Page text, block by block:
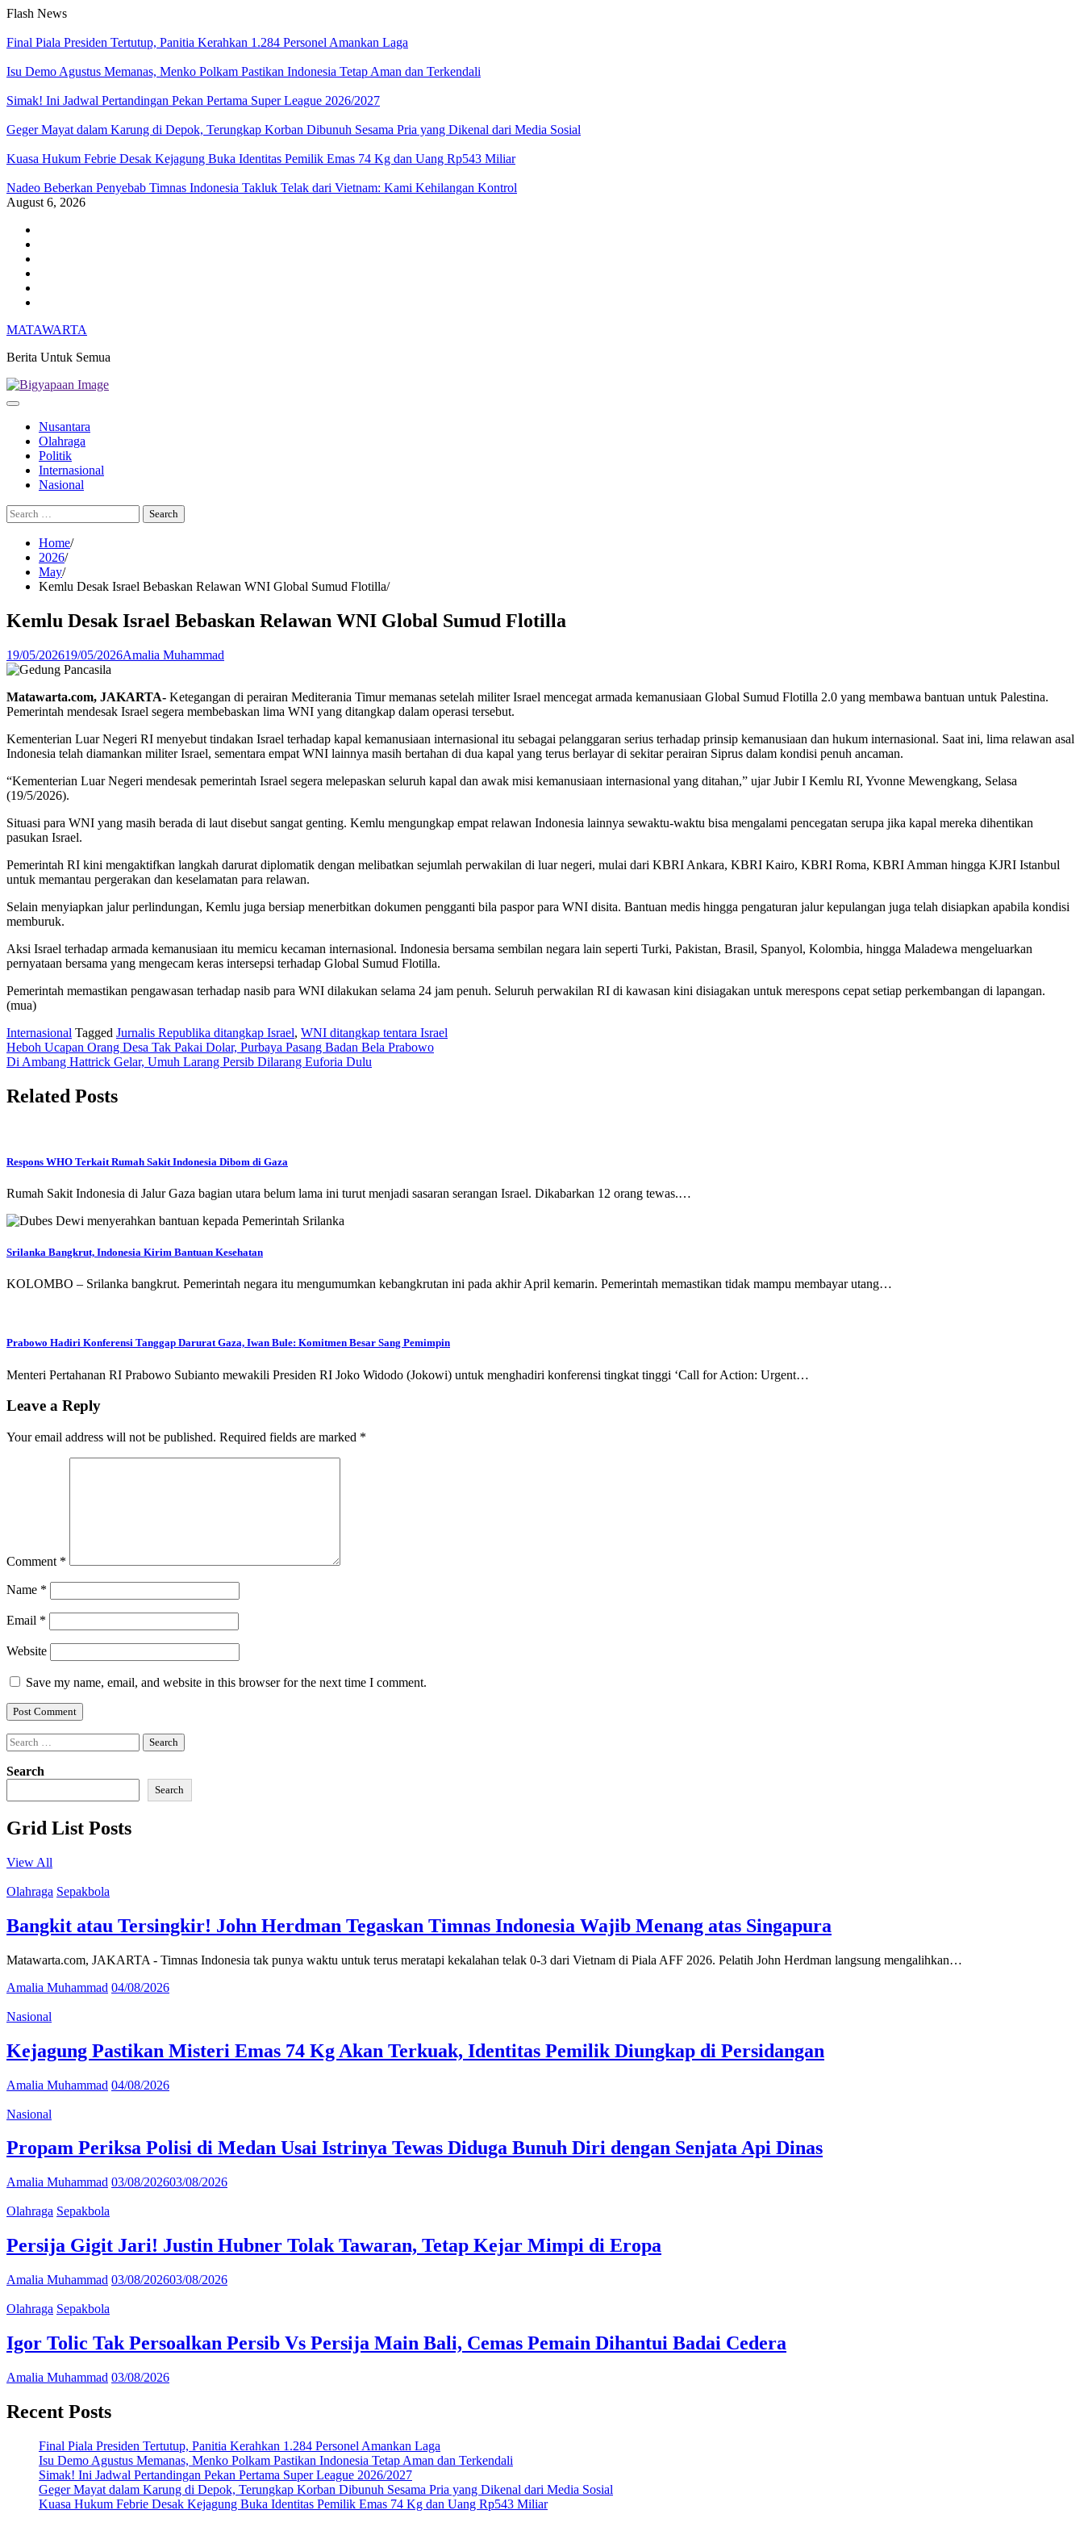
Skip
content
Flash News
Final Piala Presiden Tertutup, Panitia Kerahkan 1.284 Personel Amankan Laga
Isu Demo Agustus Memanas, Menko Polkam Pastikan Indonesia Tetap Aman dan Terkendali
Simak! Ini Jadwal Pertandingan Pekan Pertama Super League 2026/2027
Geger Mayat dalam Karung di Depok, Terungkap Korban Dibunuh Sesama Pria yang Dikenal dari Media Sosial
Kuasa Hukum Febrie Desak Kejagung Buka Identitas Pemilik Emas 74 Kg dan Uang Rp543 Miliar
Nadeo Beberkan Penyebab Timnas Indonesia Takluk Telak dari Vietnam: Kami Kehilangan Kontrol
August 6, 2026
MATAWARTA
Berita Untuk Semua
Nusantara
Olahraga
Politik
Internasional
Nasional
Search
for:
Home
2026
May
Kemlu Desak Israel Bebaskan Relawan WNI Global Sumud Flotilla
Kemlu Desak Israel Bebaskan Relawan WNI Global Sumud Flotilla
19/05/202619/05/2026Amalia Muhammad
Matawarta.com, JAKARTA- Ketegangan di perairan Mediterania Timur memanas setelah militer Israel mencegat armada kemanusiaan Global Sumud Flotilla 2.0 yang membawa bantuan untuk Palestina.
Pemerintah mendesak Israel segera membebaskan lima WNI yang ditangkap dalam operasi tersebut.
Kementerian Luar Negeri RI menyebut tindakan Israel terhadap kapal kemanusiaan internasional itu sebagai pelanggaran serius terhadap prinsip kemanusiaan dan hukum internasional. Saat ini, lima relawan asal
Indonesia telah diamankan militer Israel, sementara empat WNI lainnya masih bertahan di dua kapal yang terus berlayar di sekitar perairan Siprus dalam kondisi penuh ancaman.
“Kementerian Luar Negeri mendesak pemerintah Israel segera melepaskan seluruh kapal dan awak misi kemanusiaan internasional yang ditahan,” ujar Jubir I Kemlu RI, Yvonne Mewengkang, Selasa
(19/5/2026).
Situasi para WNI yang masih berada di laut disebut sangat genting. Kemlu mengungkap empat relawan Indonesia lainnya sewaktu-waktu bisa mengalami pencegatan serupa jika kapal mereka dihentikan
pasukan Israel.
Pemerintah RI kini mengaktifkan langkah darurat diplomatik dengan melibatkan sejumlah perwakilan di luar negeri, mulai dari KBRI Ankara, KBRI Kairo, KBRI Roma, KBRI Amman hingga KJRI Istanbul
untuk memantau pergerakan dan keselamatan para relawan.
Selain menyiapkan jalur perlindungan, Kemlu juga bersiap menerbitkan dokumen pengganti bila paspor para WNI disita. Bantuan medis hingga pengaturan jalur kepulangan juga telah disiapkan apabila kondisi
memburuk.
Aksi Israel terhadap armada kemanusiaan itu memicu kecaman internasional. Indonesia bersama sembilan negara lain seperti Turki, Pakistan, Brasil, Spanyol, Kolombia, hingga Maladewa mengeluarkan
pernyataan bersama yang mengecam keras intersepsi terhadap Global Sumud Flotilla.
Pemerintah memastikan pengawasan terhadap nasib para WNI dilakukan selama 24 jam penuh. Seluruh perwakilan RI di kawasan kini disiagakan untuk merespons cepat setiap perkembangan di lapangan.
(mua)
Internasional Tagged Jurnalis Republika ditangkap Israel, WNI ditangkap tentara Israel
Post
navigation
Heboh Ucapan Orang Desa Tak Pakai Dolar, Purbaya Pasang Badan Bela Prabowo
Di Ambang Hattrick Gelar, Umuh Larang Persib Dilarang Euforia Dulu
Related Posts
Respons WHO Terkait Rumah Sakit Indonesia Dibom di Gaza
Rumah Sakit Indonesia di Jalur Gaza bagian utara belum lama ini turut menjadi sasaran serangan Israel. Dikabarkan 12 orang tewas.…
Srilanka Bangkrut, Indonesia Kirim Bantuan Kesehatan
KOLOMBO – Srilanka bangkrut. Pemerintah negara itu mengumumkan kebangkrutan ini pada akhir April kemarin. Pemerintah memastikan tidak mampu membayar utang…
Prabowo Hadiri Konferensi Tanggap Darurat Gaza, Iwan Bule: Komitmen Besar Sang Pemimpin
Menteri Pertahanan RI Prabowo Subianto mewakili Presiden RI Joko Widodo (Jokowi) untuk menghadiri konferensi tingkat tinggi ‘Call for Action: Urgent…
Leave a Reply
Your email address will not be published. Required fields are marked *
Comment *
Name *
Email *
Website
Save my name, email, and website in this browser for the next time I comment.
Search
for:
Search
Search
Grid List Posts
View All
Olahraga Sepakbola
Bangkit atau Tersingkir! John Herdman Tegaskan Timnas Indonesia Wajib Menang atas Singapura
Matawarta.com, JAKARTA - Timnas Indonesia tak punya waktu untuk terus meratapi kekalahan telak 0-3 dari Vietnam di Piala AFF 2026. Pelatih John Herdman langsung mengalihkan…
Amalia Muhammad 04/08/2026
Nasional
Kejagung Pastikan Misteri Emas 74 Kg Akan Terkuak, Identitas Pemilik Diungkap di Persidangan
Amalia Muhammad 04/08/2026
Nasional
Propam Periksa Polisi di Medan Usai Istrinya Tewas Diduga Bunuh Diri dengan Senjata Api Dinas
Amalia Muhammad 03/08/202603/08/2026
Olahraga Sepakbola
Persija Gigit Jari! Justin Hubner Tolak Tawaran, Tetap Kejar Mimpi di Eropa
Amalia Muhammad 03/08/202603/08/2026
Olahraga Sepakbola
Igor Tolic Tak Persoalkan Persib Vs Persija Main Bali, Cemas Pemain Dihantui Badai Cedera
Amalia Muhammad 03/08/2026
Recent Posts
Final Piala Presiden Tertutup, Panitia Kerahkan 1.284 Personel Amankan Laga
Isu Demo Agustus Memanas, Menko Polkam Pastikan Indonesia Tetap Aman dan Terkendali
Simak! Ini Jadwal Pertandingan Pekan Pertama Super League 2026/2027
Geger Mayat dalam Karung di Depok, Terungkap Korban Dibunuh Sesama Pria yang Dikenal dari Media Sosial
Kuasa Hukum Febrie Desak Kejagung Buka Identitas Pemilik Emas 74 Kg dan Uang Rp543 Miliar